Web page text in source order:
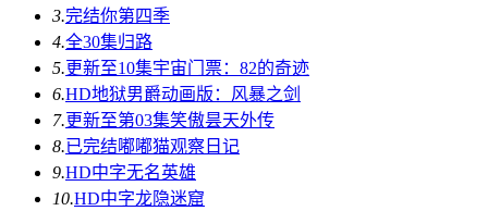
3.完结你第四季
4.全30集归路
5.更新至10集宇宙门票：82的奇迹
6.HD地狱男爵动画版：风暴之剑
7.更新至第03集笑傲昙天外传
8.已完结嘟嘟猫观察日记
9.HD中字无名英雄
10.HD中字龙隐迷窟